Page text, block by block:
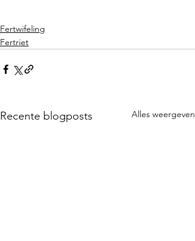
Fertwifeling
Fertriet
Recente blogposts Alles weergeven